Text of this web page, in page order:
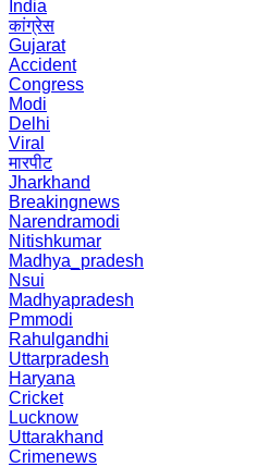
India
कांग्रेस
Gujarat
Accident
Congress
Modi
Delhi
Viral
मारपीट
Jharkhand
Breakingnews
Narendramodi
Nitishkumar
Madhya_pradesh
Nsui
Madhyapradesh
Pmmodi
Rahulgandhi
Uttarpradesh
Haryana
Cricket
Lucknow
Uttarakhand
Crimenews